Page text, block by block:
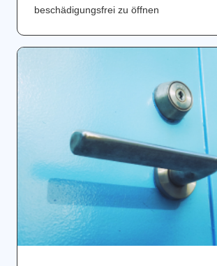
beschädigungsfrei zu öffnen